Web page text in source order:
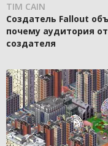
TIM CAIN
Создатель Fallout
почему аудитория
создателя